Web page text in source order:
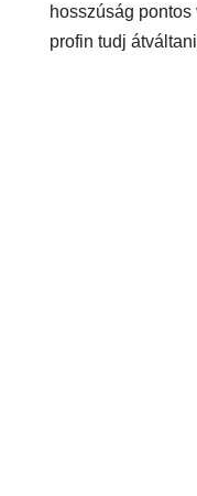
hosszúság pontos
profin tudj